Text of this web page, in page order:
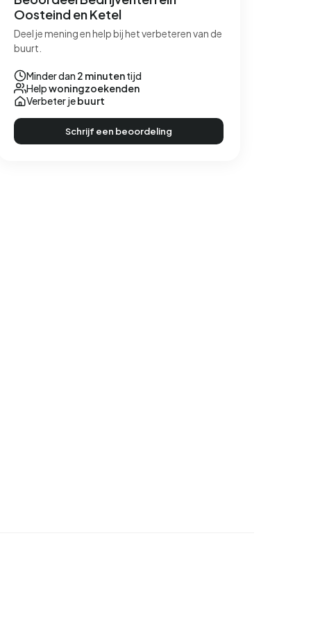
Oosteind en Ketel
Deel je mening en help bij het verbeteren van de
buurt.
Minder dan 2 minutentijd
Helpwoningzoekenden
Verbeter jebuurt
Schrijf een beoordeling